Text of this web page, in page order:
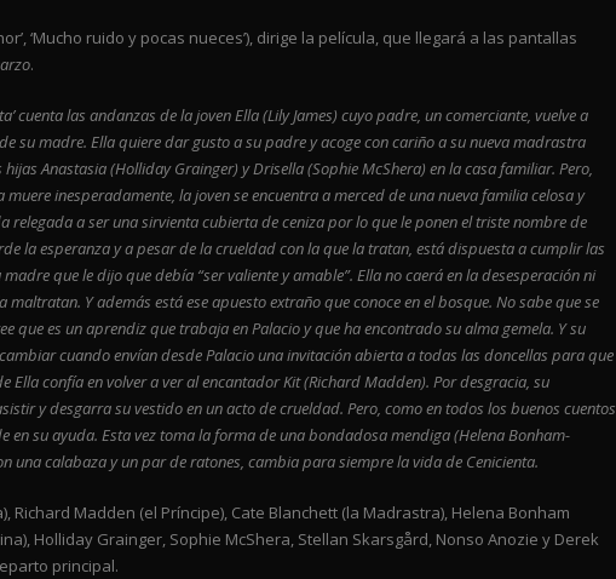
‘Mucho ruido y pocas nueces’), dirige la película, que llegará a las pantallas
.
cuenta las andanzas de la joven Ella (Lily James) cuyo padre, un comerciante, vuelve a
su madre. Ella quiere dar gusto a su padre y acoge con cariño a su nueva madrastra
hijas Anastasia (Holliday Grainger) y Drisella (Sophie McShera) en la casa familiar. Pero,
inesperadamente, la joven se encuentra a merced de una nueva familia celosa y
relegada a ser una sirvienta cubierta de ceniza por lo que le ponen el triste nombre de
la esperanza y a pesar de la crueldad con la que la tratan, está dispuesta a cumplir las
que le dijo que debía “ser valiente y amable”. Ella no caerá en la desesperación ni
maltratan. Y además está ese apuesto extraño que conoce en el bosque. No sabe que se
que es un aprendiz que trabaja en Palacio y que ha encontrado su alma gemela. Y su
cuando envían desde Palacio una invitación abierta a todas las doncellas para que
Ella confía en volver a ver al encantador Kit (Richard Madden). Por desgracia, su
y desgarra su vestido en un acto de crueldad. Pero, como en todos los buenos cuentos
en su ayuda. Esta vez toma la forma de una bondadosa mendiga (Helena Bonham-
una calabaza y un par de ratones, cambia para siempre la vida de Cenicienta.
Richard Madden (el Príncipe), Cate Blanchett (la Madrastra), Helena Bonham
Holliday Grainger, Sophie McShera, Stellan Skarsgård, Nonso Anozie y Derek
principal.